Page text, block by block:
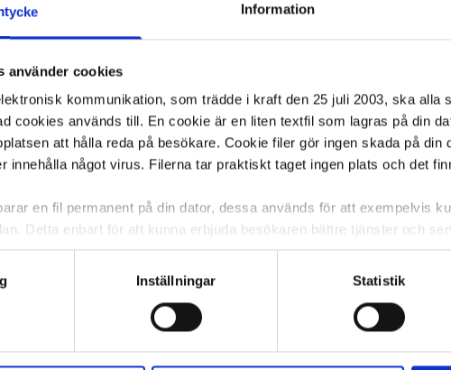
Information
använder cookies
kommunikation, som trädde i kraft den 25 juli 2003, ska alla
cookies används till. En cookie är en liten textfil som lagras på din
att hålla reda på besökare. Cookie filer gör ingen skada på din
innehålla något virus. Filerna tar praktiskt taget ingen plats och det
en fil permanent på din dator, dessa används för att exempelvis
Detta enbart för att kunna erbjuda besökaren bättre tjänster och
har funktioner för detta. Informationen som sparas på din dator är
personlig information, alltså helt anonymt.
av cookies som vanligtvis används är session cookies. Under tiden du
Inställningar Statistik
LED May 2/FP Blockljus Paul led 11,5cm vit